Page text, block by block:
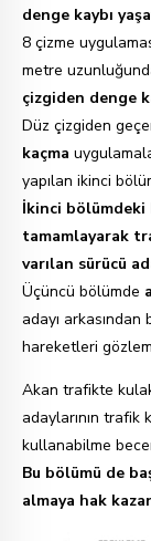
denge kaybı
8 çizme
metre
çizgiden denge
Düz çizgiden
kaçma
yapılan ikinci
İkinci bölümdeki
tamamlayarak
varılan sürücü
Üçüncü bölümde
adayı
hareketleri
Akan trafikte
adaylarının
kullanabilme
Bu bölümü de
almaya hak